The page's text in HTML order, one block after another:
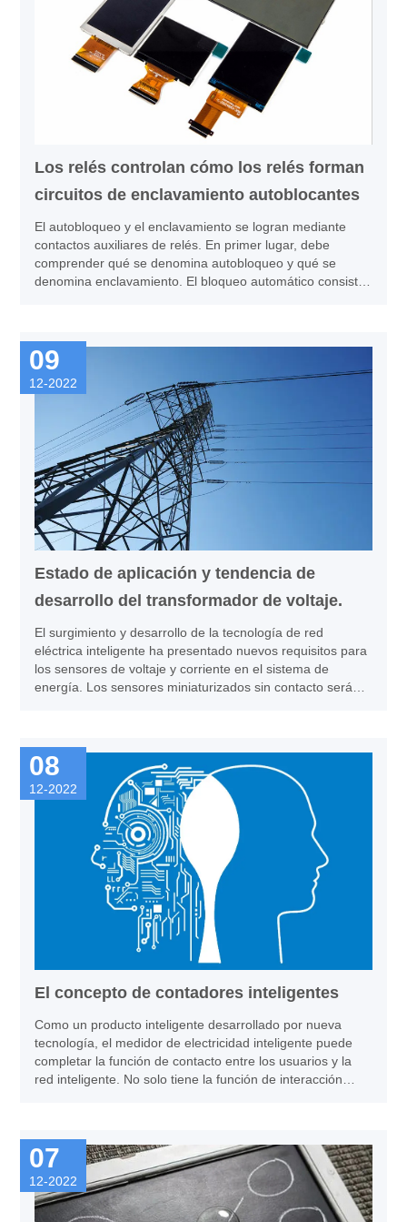
Los relés controlan cómo los relés forman
circuitos de enclavamiento autoblocantes
El autobloqueo y el enclavamiento se logran mediante
contactos auxiliares de relés. En primer lugar, debe
comprender qué se denomina autobloqueo y qué se
denomina enclavamiento. El bloqueo automático consiste
de soltar el interruptor de botón, que es de bloqueo
automático.
09
12-2022
Estado de aplicación y tendencia de
desarrollo del transformador de voltaje.
El surgimiento y desarrollo de la tecnología de red
eléctrica inteligente ha presentado nuevos requisitos para
los sensores de voltaje y corriente en el sistema de
energía. Los sensores miniaturizados sin contacto serán
tensión capacitivos, y señala sus limitaciones. Sobre la
base de la introducción del principio de medición de
puntos D en la medición eléctrica de pulsos de alto voltaje,
se propone un transformador de voltaje electrónico
basado en un sensor de puntos D autointegrado, y se
señala que será la tendencia principal de la medición de
señales de voltaje. en sistema de potencia.
08
12-2022
El concepto de contadores inteligentes
Como un producto inteligente desarrollado por nueva
tecnología, el medidor de electricidad inteligente puede
completar la función de contacto entre los usuarios y la
red inteligente. No solo tiene la función de interacción
07
12-2022